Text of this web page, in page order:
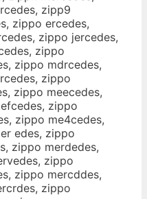
zipp9
zippo ercedes,
zippo jercedes,
zippo
zippo mdrcedes,
zippo
zippo meecedes,
zippo
zippo me4cedes,
edes, zippo
zippo merdedes,
zippo
zippo mercddes,
zippo